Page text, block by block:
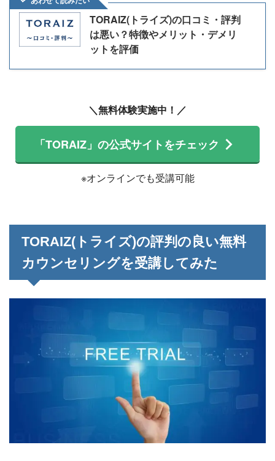
TORAIZ(トライズ)の口コミ・評判
は悪い？特徴やメリット・デメリ
ットを評価
＼無料体験実施中！／
「TORAIZ」の公式サイトをチェック
※オンラインでも受講可能
TORAIZ(トライズ)の評判の良い無料
カウンセリングを受講してみた